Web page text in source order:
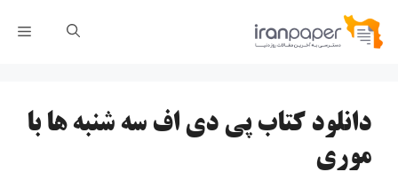
پرش
دانلود کتاب پی دی اف سه شنبه ها با
موری